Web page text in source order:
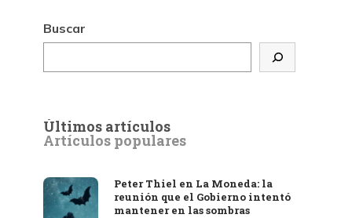
Buscar
Últimos artículos
Artículos populares
Peter Thiel en La Moneda: la
reunión que el Gobierno intentó
mantener en las sombras